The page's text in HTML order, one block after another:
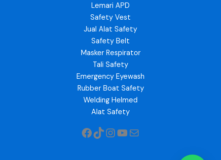
Lemari APD
Safety Vest
Jual Alat Safety
Safety Belt
Masker Respirator
Tali Safety
Emergency Eyewash
Rubber Boat Safety
Welding Helmed
Alat Safety